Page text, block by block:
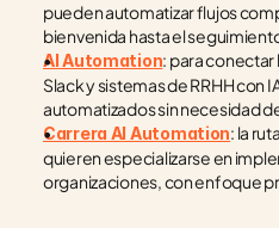
pueden automatizar flujos
bienvenida hasta el
AI Automation: para
Slack y sistemas de RRHH con
automatizados sin necesidad
Carrera AI Automation: la
quieren especializarse en
organizaciones, con enfoque